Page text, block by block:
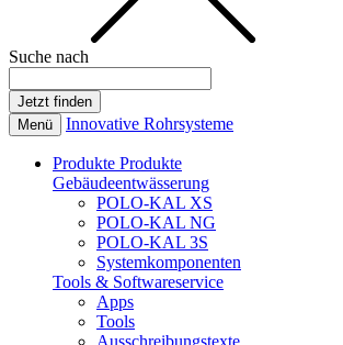
Suche nach
Menü Innovative Rohrsysteme
Produkte Produkte
Gebäudeentwässerung
POLO-KAL XS
POLO-KAL NG
POLO-KAL 3S
Systemkomponenten
Tools & Softwareservice
Apps
Tools